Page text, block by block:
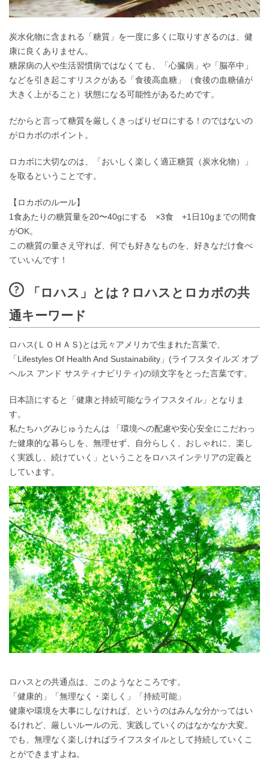
炭水化物に含まれる「糖質」を一度に多くに取りすぎるのは、健
康に良くありません。
糖尿病の人や生活習慣病ではなくても、「心臓病」や「脳卒中」
などを引き起こすリスクがある「食後高血糖」（食後の血糖値が
大きく上がること）状態になる可能性があるためです。
だからと言って糖質を厳しくきっぱりゼロにする！のではないの
がロカボのポイント。
ロカボに大切なのは、「おいしく楽しく適正糖質（炭水化物）」
を取るということです。
【ロカボのルール】
1食あたりの糖質量を20〜40gにする ×3食 +1日10gまでの間食
がOK。
この糖質の量さえ守れば、何でも好きなものを、好きなだけ食べ
ていいんです！
「ロハス」とは？ロハスとロカボの共
通キーワード
ロハス(ＬＯＨＡＳ)とは元々アメリカで生まれた言葉で、
「Lifestyles Of Health And Sustainability」(ライフスタイルズ オブ
ヘルス アンド サスティナビリティ)の頭文字をとった言葉です。
日本語にすると「健康と持続可能なライフスタイル」となりま
す。
私たちハグみじゅうたんは 「環境への配慮や安心安全にこだわっ
た健康的な暮らしを、無理せず、自分らしく、おしゃれに、楽し
く実践し、続けていく」ということをロハスインテリアの定義と
しています。
ロハスとの共通点は、このようなところです。
「健康的」「無理なく・楽しく」「持続可能」
健康や環境を大事にしなければ、というのはみんな分かってはい
るけれど、厳しいルールの元、実践していくのはなかなか大変。
でも、無理なく楽しければライフスタイルとして持続していくこ
とができますよね。